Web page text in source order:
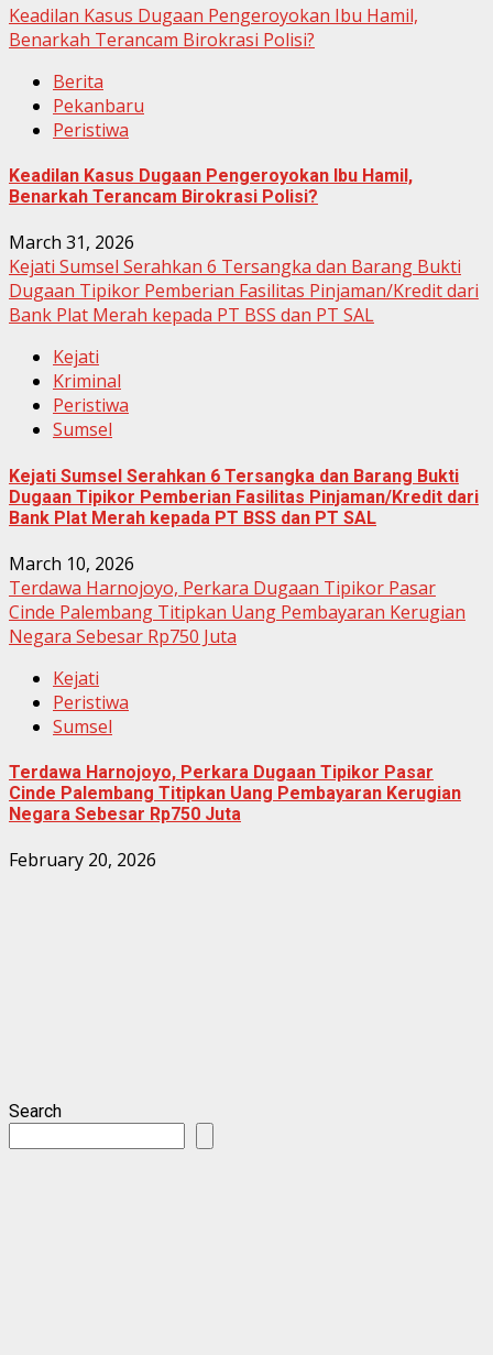
Keadilan Kasus Dugaan Pengeroyokan Ibu Hamil,
Benarkah Terancam Birokrasi Polisi?
Berita
Pekanbaru
Peristiwa
Keadilan Kasus Dugaan Pengeroyokan Ibu Hamil,
Benarkah Terancam Birokrasi Polisi?
March 31, 2026
Kejati Sumsel Serahkan 6 Tersangka dan Barang Bukti
Dugaan Tipikor Pemberian Fasilitas Pinjaman/Kredit dari
Bank Plat Merah kepada PT BSS dan PT SAL
Kejati
Kriminal
Peristiwa
Sumsel
Kejati Sumsel Serahkan 6 Tersangka dan Barang Bukti
Dugaan Tipikor Pemberian Fasilitas Pinjaman/Kredit dari
Bank Plat Merah kepada PT BSS dan PT SAL
March 10, 2026
Terdawa Harnojoyo, Perkara Dugaan Tipikor Pasar
Cinde Palembang Titipkan Uang Pembayaran Kerugian
Negara Sebesar Rp750 Juta
Kejati
Peristiwa
Sumsel
Terdawa Harnojoyo, Perkara Dugaan Tipikor Pasar
Cinde Palembang Titipkan Uang Pembayaran Kerugian
Negara Sebesar Rp750 Juta
February 20, 2026
Search